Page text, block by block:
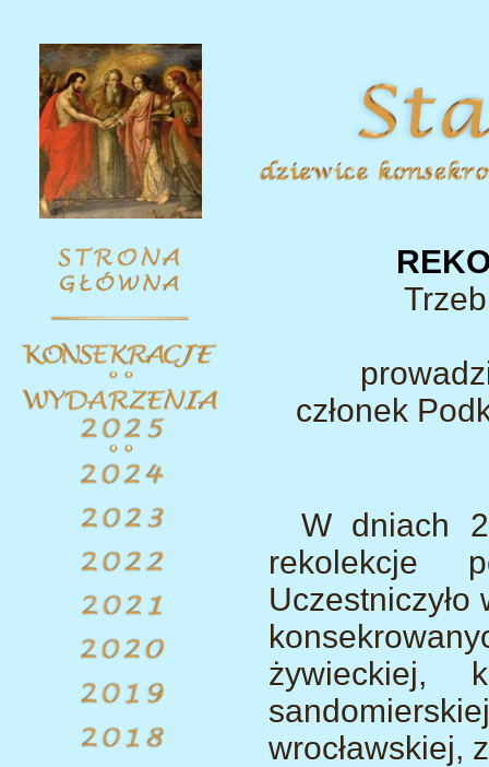
członek
W dniach
rekolekcje
żywieckiej,
wrocławskiej,